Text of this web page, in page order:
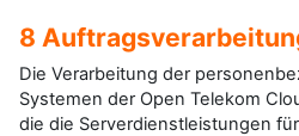
8
Die Verarbeitung der
Systemen der Open Telekom
die die Serverdienstleistungen